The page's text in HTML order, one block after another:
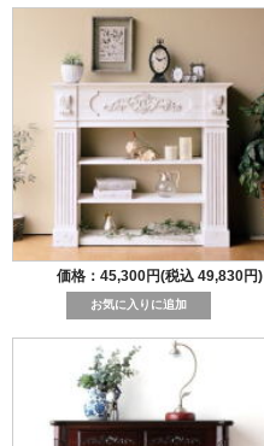
価格：45,300円(税込 49,830円)